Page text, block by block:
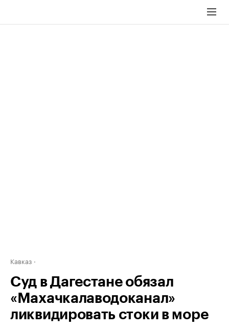
Кавказ
Суд в Дагестане обязал
«Махачкалаводоканал»
ликвидировать стоки в море